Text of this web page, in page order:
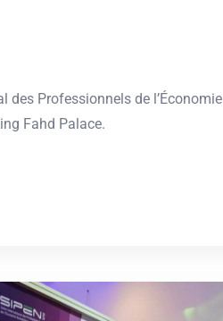
des Professionnels de l’Économie
Fahd Palace.